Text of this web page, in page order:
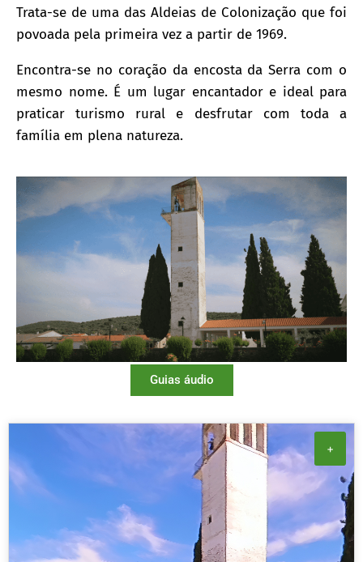
Trata-se de uma das Aldeias de Colonização que foi
povoada pela primeira vez a partir de 1969.
Encontra-se no coração da encosta da Serra com o
mesmo nome. É um lugar encantador e ideal para
praticar turismo rural e desfrutar com toda a
família em plena natureza.
Guias áudio
+